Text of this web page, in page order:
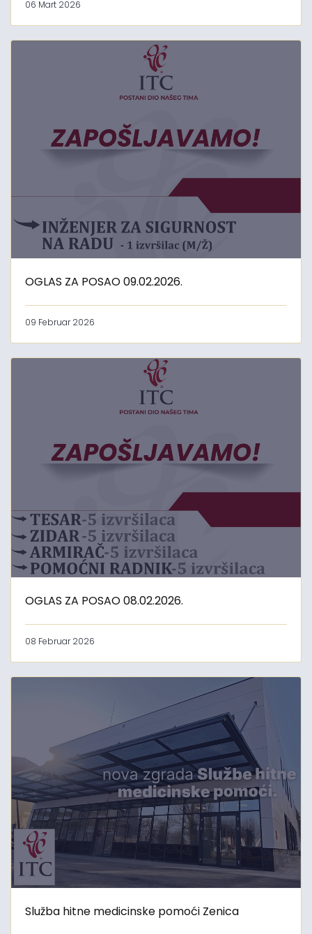
06 Mart 2026
OGLAS ZA POSAO 09.02.2026.
09 Februar 2026
OGLAS ZA POSAO 08.02.2026.
08 Februar 2026
Služba hitne medicinske pomoći Zenica